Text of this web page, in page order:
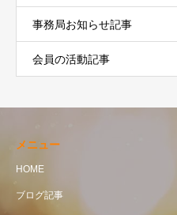
事務局お知らせ記事
会員の活動記事
メニュー
HOME
ブログ記事